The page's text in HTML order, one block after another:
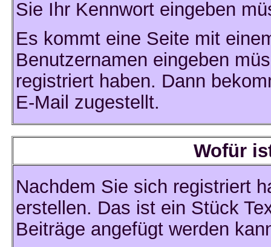
Sie Ihr Kennwort eingeben
Es kommt eine Seite mit
Benutzernamen eingeben
registriert haben. Dann
E-Mail zugestellt.
Wofür
Nachdem Sie sich registriert
erstellen. Das ist ein Stück
Beiträge angefügt werden